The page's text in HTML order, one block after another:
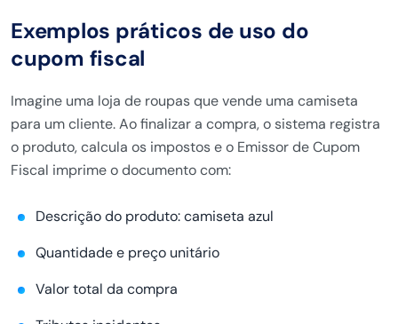
Exemplos práticos de uso do
cupom fiscal
Imagine uma loja de roupas que vende uma camiseta
para um cliente. Ao finalizar a compra, o sistema registra
o produto, calcula os impostos e o Emissor de Cupom
Fiscal imprime o documento com:
Descrição do produto: camiseta azul
Quantidade e preço unitário
Valor total da compra